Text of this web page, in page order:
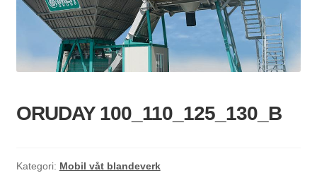
ORUDAY 100_110_125_130_B
Kategori: Mobil våt blandeverk